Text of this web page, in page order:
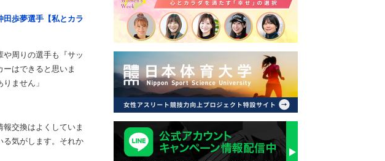
歩夢選手【私とカラ
や周りの選手も『サッ
はできると思いま
ません」
交換はよくしていま
る気がします。それか